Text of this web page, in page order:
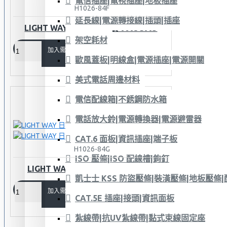
延長線|電源轉接線|插頭|插座
架空耗材
歐風蓋板|明線盒|電源插座|電源開關
美式電話周邊材料
電信配線箱|不銹鋼防水箱
電話放大鈴|電源轉換器|電源避雷器
CAT.6 面板|資訊插座|端子板
ISO 壓條|ISO 配線槽|鉤釘
凱士士 KSS 防盜壓條|裝潢壓條|地板壓條|
CAT.5E 插座|接頭|資訊面板
紮線帶|抗UV紮線帶|黏式束線固定座
H1026-84F
LIGHT WAY 日式工具插袋 0605C003
加入需求單
H1026-84G
LIGHT WAY 日式工具袋方型（2L）
加入需求單